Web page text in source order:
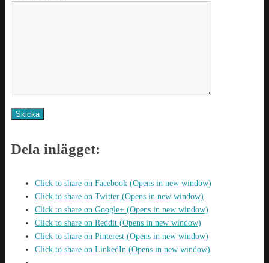
Dela inlägget:
Click to share on Facebook (Opens in new window)
Click to share on Twitter (Opens in new window)
Click to share on Google+ (Opens in new window)
Click to share on Reddit (Opens in new window)
Click to share on Pinterest (Opens in new window)
Click to share on LinkedIn (Opens in new window)